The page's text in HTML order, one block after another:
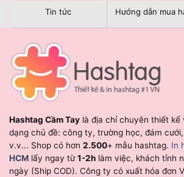
Tin tức Hướng dẫn mua
Hashtag Cầm Tay là địa chỉ chuyên thiết kế
dạng chủ đề: công ty, trường học, đám
v.v... Shop có hơn 2.500+ mẫu hashtag. In
HCM lấy ngay từ1-2h làm việc, khách tỉnh
ngày (Ship COD). Công ty có xuất hóa đơn